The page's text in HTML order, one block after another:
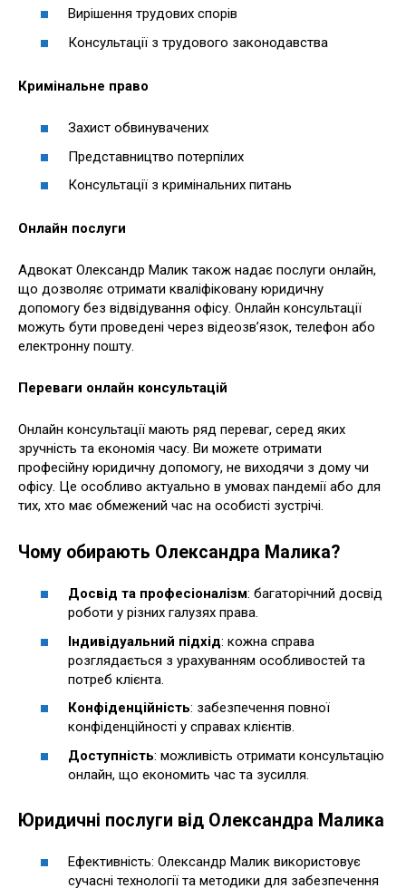
Вирішення трудових спорів
Консультації з трудового законодавства
Кримінальне право
Захист обвинувачених
Представництво потерпілих
Консультації з кримінальних питань
Онлайн послуги
Адвокат Олександр Малик також надає послуги онлайн,
що дозволяє отримати кваліфіковану юридичну
допомогу без відвідування офісу. Онлайн консультації
можуть бути проведені через відеозв’язок, телефон або
електронну пошту.
Переваги онлайн консультацій
Онлайн консультації мають ряд переваг, серед яких
зручність та економія часу. Ви можете отримати
професійну юридичну допомогу, не виходячи з дому чи
офісу. Це особливо актуально в умовах пандемії або для
тих, хто має обмежений час на особисті зустрічі.
Чому обирають Олександра Малика?
Досвід та професіоналізм: багаторічний досвід
роботи у різних галузях права.
Індивідуальний підхід: кожна справа
розглядається з урахуванням особливостей та
потреб клієнта.
Конфіденційність: забезпечення повної
конфіденційності у справах клієнтів.
Доступність: можливість отримати консультацію
онлайн, що економить час та зусилля.
Юридичні послуги від Олександра Малика
Ефективність: Олександр Малик використовує
сучасні технології та методики для забезпечення